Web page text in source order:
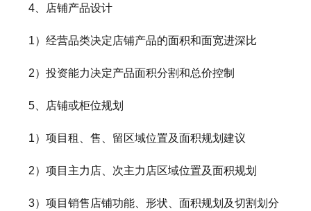
4、店铺产品设计
1）经营品类决定店铺产品的面积和面宽进深比
2）投资能力决定产品面积分割和总价控制
5、店铺或柜位规划
1）项目租、售、留区域位置及面积规划建议
2）项目主力店、次主力店区域位置及面积规划
3）项目销售店铺功能、形状、面积规划及切割划分